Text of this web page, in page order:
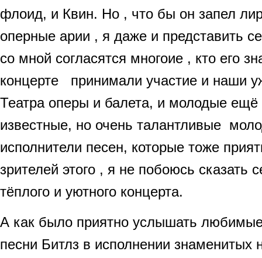
флоид, и Квин. Но , что бы он запел
оперные арии , я даже и представить
со мной согласятся многоие , кто его
концерте принимали участие и наши
Театра оперы и балета, и молодые ещё
известные, но очень талантливые
исполнители песен, которые тоже
зрителей этого , я не побоюсь сказать
тёплого и уютного концерта.
А как было приятно услышать
песни Битлз в исполнении знаменитых